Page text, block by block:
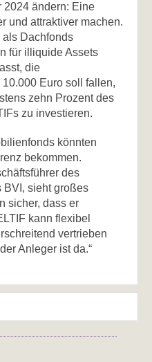
2024 ändern: Eine
und attraktiver machen.
Dachfonds
für illiquide Assets
die
Euro soll fallen,
zehn Prozent des
zu investieren.
könnten
bekommen.
des
BVI, sieht großes
sicher, dass er
kann flexibel
vertrieben
Anleger ist da.“